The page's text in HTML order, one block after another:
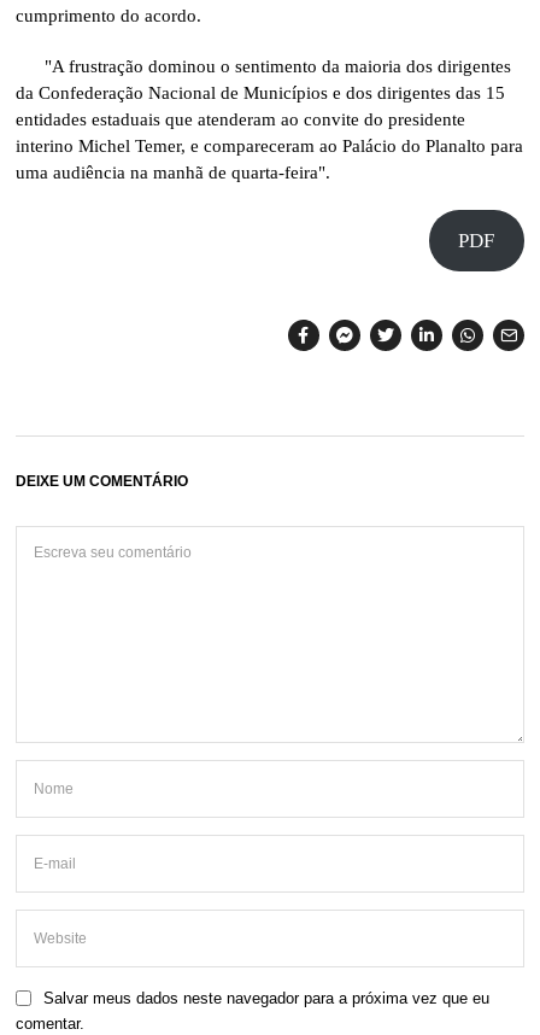
cumprimento do acordo.
"A frustração dominou o sentimento da maioria dos dirigentes
da Confederação Nacional de Municípios e dos dirigentes das 15
entidades estaduais que atenderam ao convite do presidente
interino Michel Temer, e compareceram ao Palácio do Planalto para
uma audiência na manhã de quarta-feira".
PDF
DEIXE UM COMENTÁRIO
Salvar meus dados neste navegador para a próxima vez que eu
comentar.